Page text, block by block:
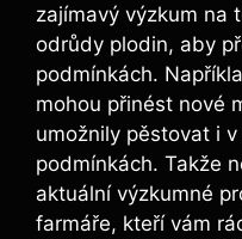
zajímavý výzkum na
odrůdy plodin, aby
podmínkách.
mohou přinést nové
umožnily pěstovat i
podmínkách. Takže
aktuální výzkumné
farmáře, kteří vám